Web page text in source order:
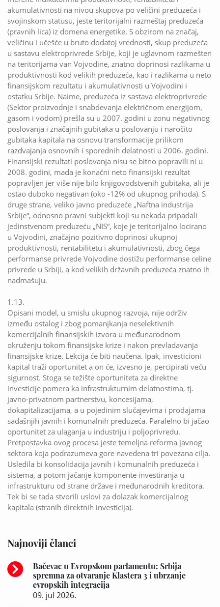
akumulativnosti na nivou skupova po veličini preduzeća i
svojinskom statusu, jeste teritorijalni razmeštaj preduzeća
(pravnih lica) iz domena energetike. S obzirom na značaj,
veličinu i učešće u bruto dodatoj vrednosti, skup preduzeća
u sastavu elektroprivrede Srbije, koji je uglavnom razmešten
na teritorijama van Vojvodine, znatno doprinosi razlikama u
produktivnosti kod velikih preduzeća, kao i razlikama u neto
finansijskom rezultatu i akumulativnosti u Vojvodini i
ostatku Srbije. Naime, preduzeća iz sastava elektroprivrede
(Sektor proizvodnje i snabdevanja električnom energijom,
gasom i vodom) prešla su u 2007. godini u zonu negativnog
poslovanja i značajnih gubitaka u poslovanju i naročito
gubitaka kapitala na osnovu transformacije prilikom
razdvajanja osnovnih i sporednih delatnosti u 2006. godini.
Finansijski rezultati poslovanja nisu se bitno popravili ni u
2008. godini, mada je konačni neto finansijski rezultat
popravljen jer više nije bilo knjigovodstvenih gubitaka, ali je
ostao duboko negativan (oko -12% od ukupnog prihoda). S
druge strane, veliko javno preduzeće „Naftna industrija
Srbije“, odnosno pravni subjekti koji su nekada pripadali
jedinstvenom preduzeću „NIS“, koje je teritorijalno locirano
u Vojvodini, značajno pozitivno doprinosi ukupnoj
produktivnosti, rentabilitetu i akumulativnosti, zbog čega
performanse privrede Vojvodine dostižu performanse celine
privrede u Srbiji, a kod velikih državnih preduzeća znatno ih
nadmašuju.
1.13.
Opisani model, u smislu ukupnog razvoja, nije održiv
između ostalog i zbog pomanjkanja neselektivnih
komercijalnih finansijskih izvora u međunarodnom
okruženju tokom finansijske krize i nakon prevladavanja
finansijske krize. Lekcija će biti naučena. Ipak, investicioni
kapital traži oportunitet a on će, izvesno je, percipirati veću
sigurnost. Stoga se težište oportuniteta za direktne
investicije pomera ka infrastrukturnim delatnostima, tj.
javno-privatnom partnerstvu, koncesijama,
dokapitalizacijama, a u pojedinim slučajevima i prodajama
sadašnjih javnih i komunalnih preduzeća. Paralelno bi jačao
oportunitet za ulaganja u industriju i poljoprivredu.
Pretpostavka ovog procesa jeste temeljna reforma javnog
sektora koja podrazumeva gore navedena tri povezana cilja.
Usledila bi konsolidacija javnih i komunalnih preduzeća i
sistema, a potom jačanje komponente investiranja u
infrastrukturu od strane države i međunarodnih kreditora.
Tek bi se tada stvorili uslovi za dolazak komercijalnog
kapitala (stranih direktnih investicija).
Najnoviji članci
Bačevac u Evropskom parlamentu: Srbija
spremna za otvaranje Klastera 3 i ubrzanje
evropskih integracija
09. jul 2026.